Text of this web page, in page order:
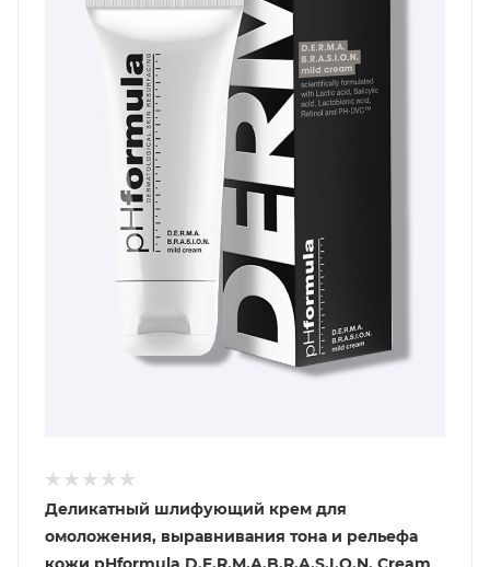
Деликатный шлифующий крем для
омоложения, выравнивания тона и рельефа